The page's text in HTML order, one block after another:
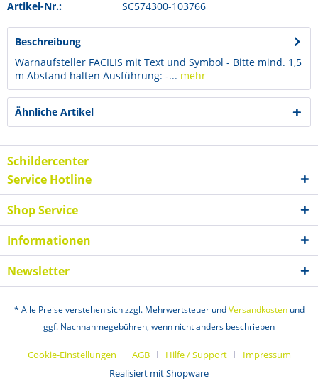
Artikel-Nr.: SC574300-103766
Beschreibung
Warnaufsteller FACILIS mit Text und Symbol - Bitte mind. 1,5
m Abstand halten Ausführung: -... mehr
Ähnliche Artikel
Schildercenter
Service Hotline
Shop Service
Informationen
Newsletter
* Alle Preise verstehen sich zzgl. Mehrwertsteuer undVersandkostenund
ggf. Nachnahmegebühren, wenn nicht anders beschrieben
Cookie-Einstellungen AGB Hilfe / Support
Impressum
Realisiert mit Shopware